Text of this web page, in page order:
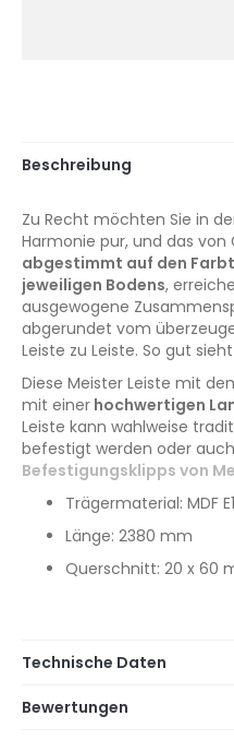
Beschreibung
Zu Recht möchten Sie in
Harmonie pur, und das von
abgestimmt auf den
jeweiligen Bodens,
ausgewogene
abgerundet vom
Leiste zu Leiste. So gut
Diese Meister Leiste mit
mit einer hochwertigen
Leiste kann wahlweise
befestigt werden oder
Befestigungsklipps von
Trägermaterial: MDF E1
Länge: 2380 mm
Querschnitt: 20 x 60
Technische Daten
Bewertungen